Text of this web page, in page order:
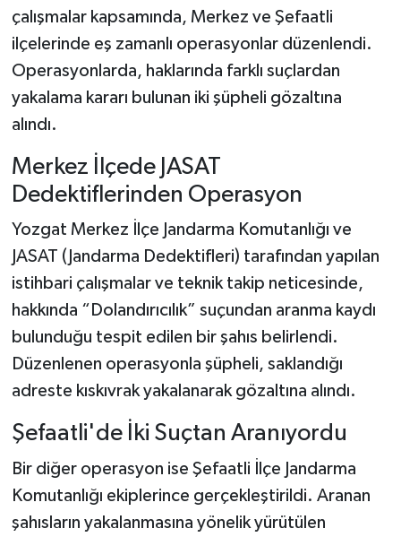
çalışmalar kapsamında, Merkez ve Şefaatli
ilçelerinde eş zamanlı operasyonlar düzenlendi.
Operasyonlarda, haklarında farklı suçlardan
yakalama kararı bulunan iki şüpheli gözaltına
alındı.
Merkez İlçede JASAT
Dedektiflerinden Operasyon
Yozgat Merkez İlçe Jandarma Komutanlığı ve
JASAT (Jandarma Dedektifleri) tarafından yapılan
istihbari çalışmalar ve teknik takip neticesinde,
hakkında “Dolandırıcılık” suçundan aranma kaydı
bulunduğu tespit edilen bir şahıs belirlendi.
Düzenlenen operasyonla şüpheli, saklandığı
adreste kıskıvrak yakalanarak gözaltına alındı.
Şefaatli'de İki Suçtan Aranıyordu
Bir diğer operasyon ise Şefaatli İlçe Jandarma
Komutanlığı ekiplerince gerçekleştirildi. Aranan
şahısların yakalanmasına yönelik yürütülen